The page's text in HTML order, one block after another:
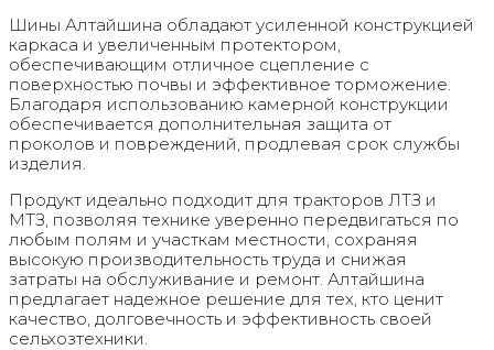
Шины Алтайшина обладают усиленной конструкцией
каркаса и увеличенным протектором,
обеспечивающим отличное сцепление с
поверхностью почвы и эффективное торможение.
Благодаря использованию камерной конструкции
обеспечивается дополнительная защита от
проколов и повреждений, продлевая срок службы
изделия.
Продукт идеально подходит для тракторов ЛТЗ и
МТЗ, позволяя технике уверенно передвигаться по
любым полям и участкам местности, сохраняя
высокую производительность труда и снижая
затраты на обслуживание и ремонт. Алтайшина
предлагает надежное решение для тех, кто ценит
качество, долговечность и эффективность своей
сельхозтехники.